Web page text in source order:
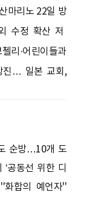
마리노 22일 방
수정 확산 저
구리·어린이들과
진… 일본 교회,
순방…10개 도
공동선 위한 디
화합의 예언자''